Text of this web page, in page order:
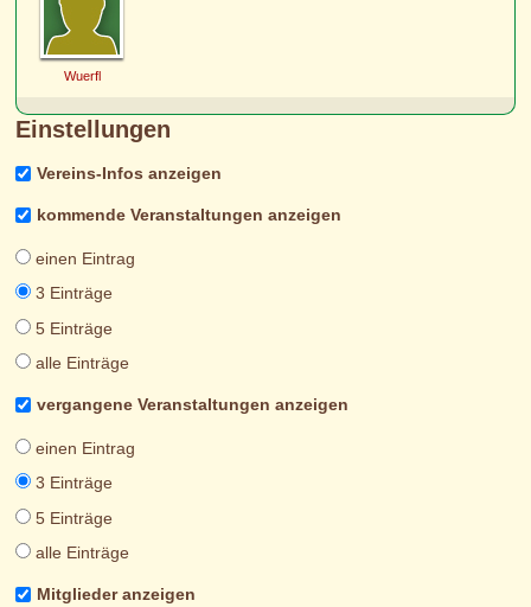
Wuerfl
Einstellungen
Vereins-Infos anzeigen
kommende Veranstaltungen anzeigen
einen Eintrag
3 Einträge
5 Einträge
alle Einträge
vergangene Veranstaltungen anzeigen
einen Eintrag
3 Einträge
5 Einträge
alle Einträge
Mitglieder anzeigen